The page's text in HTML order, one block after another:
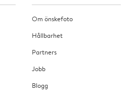
Om önskefoto
Hållbarhet
Partners
Jobb
Blogg